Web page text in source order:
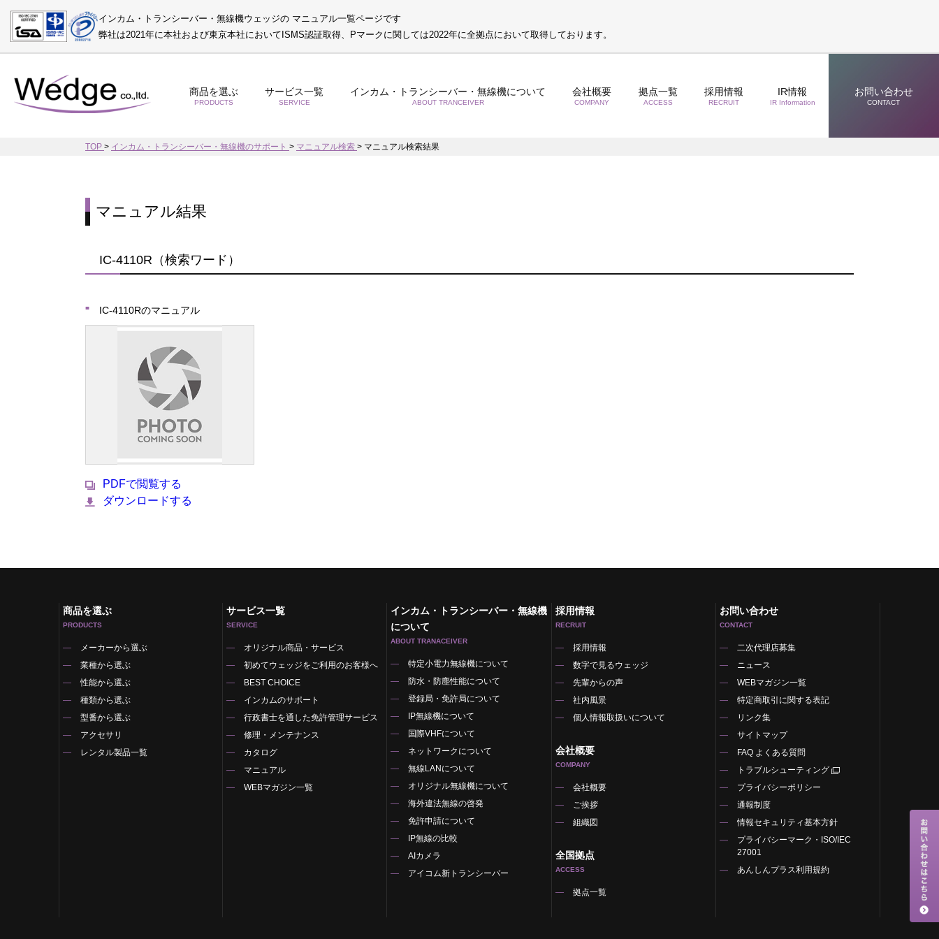
インカム・トランシーバー・無線機ウェッジの マニュアル一覧ページです
弊社は2021年に本社および東京本社においてISMS認証取得、Pマークに関しては2022年に全拠点において取得しております。
商品を選ぶ
PRODUCTS
サービス一覧
SERVICE
インカム・トランシーバー・無線機について
ABOUT TRANCEIVER
会社概要
COMPANY
拠点一覧
ACCESS
採用情報
RECRUIT
IR情報
IR Information
お問い合わせ
CONTACT
TOP > インカム・トランシーバー・無線機のサポート > マニュアル検索 > マニュアル検索結果
マニュアル結果
IC-4110R（検索ワード）
IC-4110Rのマニュアル
PDFで閲覧する
ダウンロードする
商品を選ぶ
PRODUCTS
メーカーから選ぶ
業種から選ぶ
性能から選ぶ
種類から選ぶ
型番から選ぶ
アクセサリ
レンタル製品一覧
サービス一覧
SERVICE
オリジナル商品・サービス
初めてウェッジをご利用のお客様へ
BEST CHOICE
インカムのサポート
行政書士を通した免許管理サービス
修理・メンテナンス
カタログ
マニュアル
WEBマガジン一覧
インカム・トランシーバー・無線機
について
ABOUT TRANACEIVER
特定小電力無線機について
防水・防塵性能について
登録局・免許局について
IP無線機について
国際VHFについて
ネットワークについて
無線LANについて
オリジナル無線機について
海外違法無線の啓発
免許申請について
IP無線の比較
AIカメラ
アイコム新トランシーバー
採用情報
RECRUIT
採用情報
数字で見るウェッジ
先輩からの声
社内風景
個人情報取扱いについて
会社概要
COMPANY
会社概要
ご挨拶
組織図
全国拠点
ACCESS
拠点一覧
お問い合わせ
CONTACT
二次代理店募集
ニュース
WEBマガジン一覧
特定商取引に関する表記
リンク集
サイトマップ
FAQ よくある質問
トラブルシューティング
プライバシーポリシー
通報制度
情報セキュリティ基本方針
プライバシーマーク・ISO/IEC
27001
あんしんプラス利用規約